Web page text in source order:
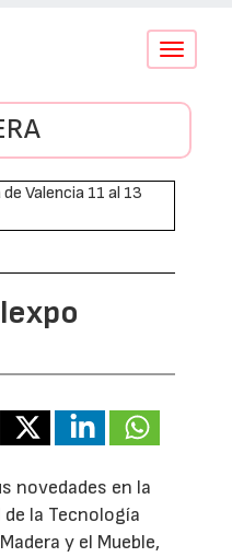
Conmutar
novedades en la
la Tecnología
y el Mueble,